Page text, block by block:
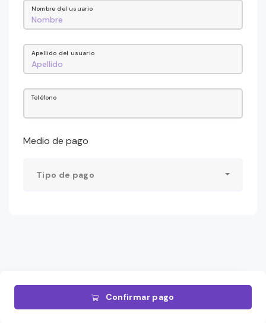
Nombre del usuario
Apellido del usuario
Teléfono
Medio de pago
Tipo de pago
Confirmar pago